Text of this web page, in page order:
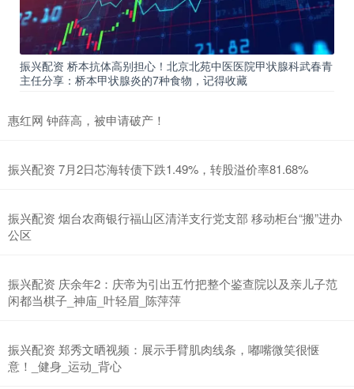
振兴配资 桥本抗体高别担心！北京北苑中医医院甲状腺科武春青
主任分享：桥本甲状腺炎的7种食物，记得收藏
惠红网 钟薛高，被申请破产！
振兴配资 7月2日芯海转债下跌1.49%，转股溢价率81.68%
振兴配资 烟台农商银行福山区清洋支行党支部 移动柜台“搬”进办
公区
振兴配资 庆余年2：庆帝为引出五竹把整个鉴查院以及亲儿子范
闲都当棋子_神庙_叶轻眉_陈萍萍
振兴配资 郑秀文晒视频：展示手臂肌肉线条，嘟嘴微笑很惬
意！_健身_运动_背心